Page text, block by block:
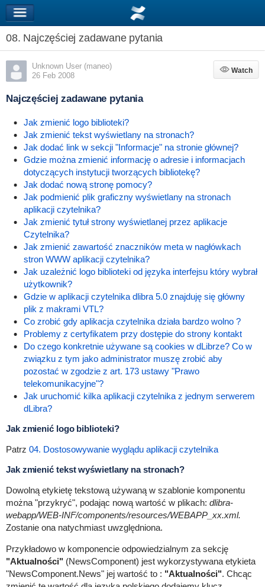
08. Najczęściej zadawane pytania
Unknown User (maneo)
26 Feb 2008
Watch
Watch
Najczęściej zadawane pytania
Jak zmienić logo biblioteki?
Jak zmienić tekst wyświetlany na stronach?
Jak dodać link w sekcji "Informacje" na stronie głównej?
Gdzie można zmienić informację o adresie i informacjach
dotyczących instytucji tworzących bibliotekę?
Jak dodać nową stronę pomocy?
Jak podmienić plik graficzny wyświetlany na stronach
aplikacji czytelnika?
Jak zmienić tytuł strony wyświetlanej przez aplikacje
Czytelnika?
Jak zmienić zawartość znaczników meta w nagłówkach
stron WWW aplikacji czytelnika?
Jak uzależnić logo biblioteki od języka interfejsu który wybrał
użytkownik?
Gdzie w aplikacji czytelnika dlibra 5.0 znajduję się główny
plik z makrami VTL?
Co zrobić gdy aplikacja czytelnika działa bardzo wolno ?
Problemy z certyfikatem przy dostępie do strony kontakt
Do czego konkretnie używane są cookies w dLibrze? Co w
związku z tym jako administrator muszę zrobić aby
pozostać w zgodzie z art. 173 ustawy "Prawo
telekomunikacyjne"?
Jak uruchomić kilka aplikacji czytelnika z jednym serwerem
dLibra?
Jak zmienić logo biblioteki?
Patrz 04. Dostosowywanie wyglądu aplikacji czytelnika
Jak zmienić tekst wyświetlany na stronach?
Dowolną etykietę tekstową używaną w szablonie komponentu
można "przykryć", podając nową wartość w plikach: dlibra-
webapp/WEB-INF/components/resources/WEBAPP_xx.xml.
Zostanie ona natychmiast uwzględniona.
Przykładowo w komponencie odpowiedzialnym za sekcję
"Aktualności" (NewsComponent) jest wykorzystywana etykieta
"NewsComponent.News" jej wartość to : "Aktualności". Chcąc